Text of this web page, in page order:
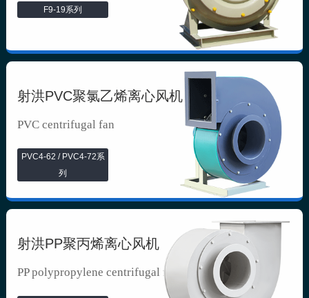
F9-19系列
射洪PVC聚氯乙烯离心风机
PVC centrifugal fan
PVC4-62 / PVC4-72系
列
射洪PP聚丙烯离心风机
PP polypropylene centrifugal fan